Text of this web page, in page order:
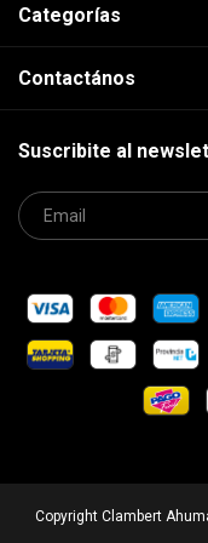
Categorías
Contactános
Suscribite al
Copyright Clambert